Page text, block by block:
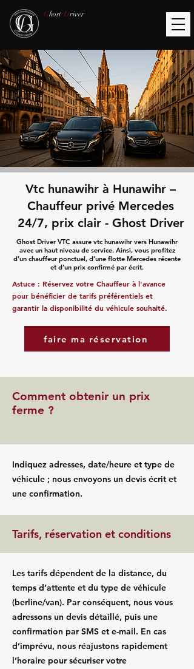
Ghost Driver
Vtc hunawihr à Hunawihr –
Chauffeur privé Mercedes
24/7, prix clair - Ghost Driver
Ghost Driver VTC assure vtc hunawihr vers Hunawihr
avec un haut niveau de service. Ainsi, vous profitez
d’un chauffeur ponctuel, d’une flotte Mercedes récente
et d’un prix confirmé par écrit.
Astuce : Réservez votre Chauffeur à l'avance
pour bénéficier de tarifs préférentiels et
garantir la disponibilité du véhicule souhaité.
faire ma réservation
Comment obtenir un prix
ferme ?
Indiquez adresses, date/heure et type de
véhicule ; nous envoyons un devis écrit et
une confirmation.
Tarifs, réservation et conditions
Les tarifs dépendent de la distance, du
temps d’attente et du type de véhicule
(berline/van). Par conséquent, nous vous
adressons un devis détaillé, puis une
confirmation par SMS et e-mail. En cas
d’imprévu, nous réajustons rapidement
l’horaire pour sécuriser votre